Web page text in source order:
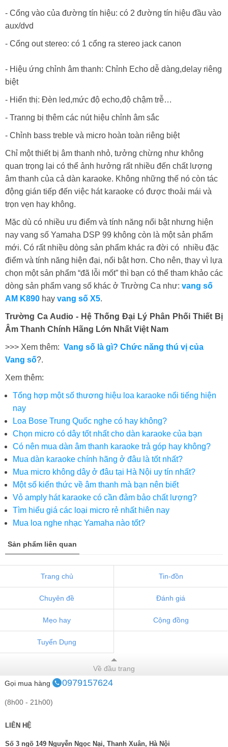
- Cổng vào của đường tín hiệu: có 2 đường tín hiệu đầu vào
aux/dvd
- Cổng out stereo: có 1 cổng ra stereo jack canon
- Hiệu ứng chỉnh âm thanh: Chỉnh Echo dễ dàng,delay riêng
biệt
- Hiển thị: Đèn led,mức độ echo,độ chậm trễ…
- Tranng bị thêm các nút hiệu chỉnh âm sắc
- Chỉnh bass treble và micro hoàn toàn riêng biệt
Chỉ một thiết bị âm thanh nhỏ, tưởng chừng như không
quan trọng lại có thể ảnh hưởng rất nhiều đến chất lượng
âm thanh của cả dàn karaoke. Không những thế nó còn tác
động gián tiếp đến việc hát karaoke có được thoải mái và
trọn vẹn hay không.
Mặc dù có nhiều ưu điểm và tính năng nổi bật nhưng hiện
nay vang số Yamaha DSP 99 không còn là một sản phẩm
mới. Có rất nhiều dòng sản phẩm khác ra đời có nhiều đặc
điểm và tính năng hiện đại, nổi bật hơn. Cho nên, thay vì lựa
chọn một sản phẩm “đã lỗi mốt” thì bạn có thể tham khảo các
dòng sản phẩm vang số khác ở Trường Ca như: vang số
AM K890 hay vang số X5.
Trường Ca Audio - Hệ Thống Đại Lý Phân Phối Thiết Bị
Âm Thanh Chính Hãng Lớn Nhất Việt Nam
>>> Xem thêm: Vang số là gì? Chức năng thú vị của
Vang số?.
Xem thêm:
Tổng hợp một số thương hiệu loa karaoke nổi tiếng hiện
nay
Loa Bose Trung Quốc nghe có hay không?
Chọn micro có dây tốt nhất cho dàn karaoke của bạn
Có nên mua dàn âm thanh karaoke trả góp hay không?
Mua dàn karaoke chính hãng ở đâu là tốt nhất?
Mua micro không dây ở đâu tại Hà Nội uy tín nhất?
Một số kiến thức về âm thanh mà bạn nên biết
Vỏ amply hát karaoke có cần đảm bảo chất lượng?
Tìm hiểu giá các loại micro rẻ nhất hiên nay
Mua loa nghe nhạc Yamaha nào tốt?
Sản phẩm liên quan
Trang chủ Tin-đồn
Chuyên đề Đánh giá
Mẹo hay Cộng đồng
Tuyển Dụng
Về đầu trang
Gọi mua hàng
0979157624
(8h00 - 21h00)
LIÊN HỆ
Số 3 ngõ 149 Nguyễn Ngọc Nại, Thanh Xuân, Hà Nội